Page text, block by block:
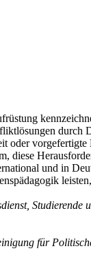
durch
oder
und in
für